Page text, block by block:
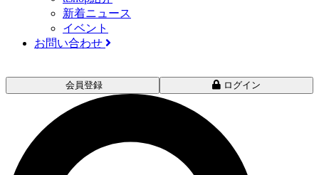
新着ニュース
イベント
お問い合わせ
会員登録 ログイン